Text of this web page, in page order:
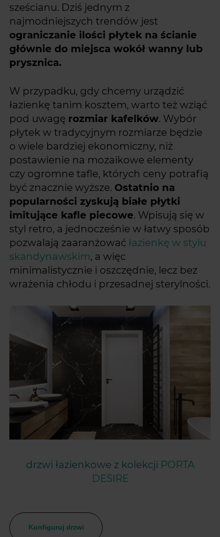
sześcianu. Dziś jednym z
najmodniejszych trendów jest
ograniczanie ilości płytek na ścianie
głównie do miejsca wokół wanny lub
prysznica.
W przypadku, gdy chcemy urządzić
łazienkę tanim kosztem, warto też wziąć
pod uwagę rozmiar kafelków. Wybór
płytek w tradycyjnym rozmiarze będzie
o wiele bardziej ekonomiczny, niż
postawienie na mozaikowe elementy
czy ogromne tafle, których ceny potrafią
być znacznie wyższe. Ostatnio na
popularności zyskują białe płytki
imitujące kafle piecowe. Wpisują się w
styl retro, a jednocześnie w łatwy sposób
pozwalają zaaranżowaćłazienkę w stylu
skandynawskim, a więc
minimalistycznie i oszczędnie, lecz bez
wrażenia chłodu i przesadnej sterylności.
drzwi łazienkowe z kolekcji PORTA
DESIRE
Konfiguruj drzwi